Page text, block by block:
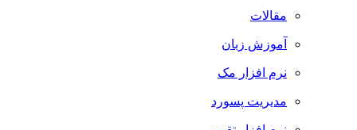
مقالات
آموزش زبان
نرم افزار مک
مدیریت پسورد